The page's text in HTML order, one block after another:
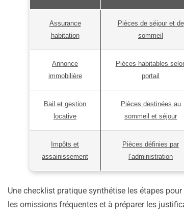
Assurance
habitation
Pièces de séjour et de
sommeil
Annonce
immobilière
Pièces habitables
portail
Bail et gestion
locative
Pièces destinées au
sommeil et séjour
Impôts et
assainissement
Pièces définies par
l’administration
Une checklist pratique synthétise les étapes
les omissions fréquentes et à préparer les